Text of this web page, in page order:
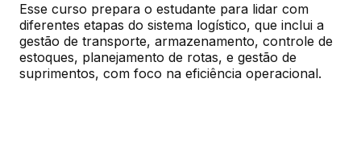
Esse curso prepara o estudante para lidar com
diferentes etapas do sistema logístico, que inclui a
gestão de transporte, armazenamento, controle de
estoques, planejamento de rotas, e gestão de
suprimentos, com foco na eficiência operacional.